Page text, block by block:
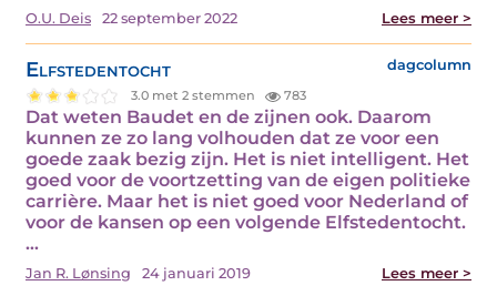
O.U. Deis 22 september 2022 Lees meer >
Elfstedentocht dagcolumn
3.0 met 2 stemmen 783
Dat weten Baudet en de zijnen ook. Daarom
kunnen ze zo lang volhouden dat ze voor een
goede zaak bezig zijn. Het is niet intelligent. Het
goed voor de voortzetting van de eigen politieke
carrière. Maar het is niet goed voor Nederland of
voor de kansen op een volgende Elfstedentocht.
…
Jan R. Lønsing 24 januari 2019 Lees meer >